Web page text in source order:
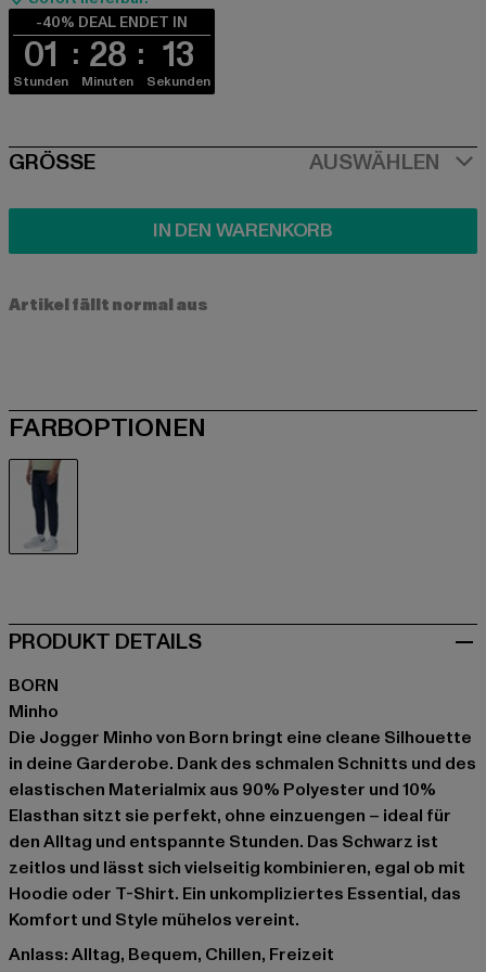
-40% DEAL ENDET IN
01
Stunden
28
Minuten
13
Sekunden
SIZE
GRÖSSE AUSWÄHLEN
IN DEN WARENKORB
Artikel fällt normal aus
FARBOPTIONEN
PRODUKT DETAILS
BORN
Minho
Die Jogger Minho von Born bringt eine cleane Silhouette
in deine Garderobe. Dank des schmalen Schnitts und des
elastischen Materialmix aus 90% Polyester und 10%
Elasthan sitzt sie perfekt, ohne einzuengen – ideal für
den Alltag und entspannte Stunden. Das Schwarz ist
zeitlos und lässt sich vielseitig kombinieren, egal ob mit
Hoodie oder T-Shirt. Ein unkompliziertes Essential, das
Komfort und Style mühelos vereint.
Anlass: Alltag, Bequem, Chillen, Freizeit